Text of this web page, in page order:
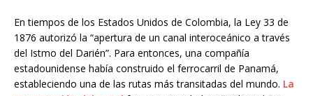
En tiempos de los Estados Unidos de Colombia, la Ley 33 de
1876 autorizó la “apertura de un canal interoceánico a través
del Istmo del Darién”. Para entonces, una compañía
estadounidense había construido el ferrocarril de Panamá,
estableciendo una de las rutas más transitadas del mundo. La